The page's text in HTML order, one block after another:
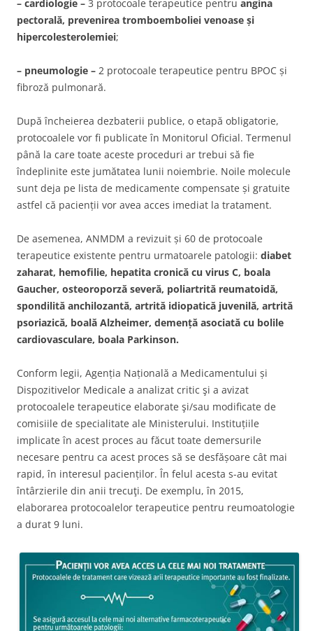
– cardiologie – 3 protocoale terapeutice pentru angina
pectorală, prevenirea tromboemboliei venoase și
hipercolesterolemiei;
– pneumologie – 2 protocoale terapeutice pentru BPOC și
fibroză pulmonară.
După încheierea dezbaterii publice, o etapă obligatorie,
protocoalele vor fi publicate în Monitorul Oficial. Termenul
până la care toate aceste proceduri ar trebui să fie
îndeplinite este jumătatea lunii noiembrie. Noile molecule
sunt deja pe lista de medicamente compensate și gratuite
astfel că pacienții vor avea acces imediat la tratament.
De asemenea, ANMDM a revizuit și 60 de protocoale
terapeutice existente pentru urmatoarele patologii: diabet
zaharat, hemofilie, hepatita cronică cu virus C, boala
Gaucher, osteoroporză severă, poliartrită reumatoidă,
spondilită anchilozantă, artrită idiopatică juvenilă, artrită
psoriazică, boală Alzheimer, demență asociată cu bolile
cardiovasculare, boala Parkinson.
Conform legii, Agenția Națională a Medicamentului și
Dispozitivelor Medicale a analizat critic şi a avizat
protocoalele terapeutice elaborate şi/sau modificate de
comisiile de specialitate ale Ministerului. Instituțiile
implicate în acest proces au făcut toate demersurile
necesare pentru ca acest proces să se desfășoare cât mai
rapid, în interesul pacienților. În felul acesta s-au evitat
întârzierile din anii trecuţi. De exemplu, în 2015,
elaborarea protocoalelor terapeutice pentru reumoatologie
a durat 9 luni.